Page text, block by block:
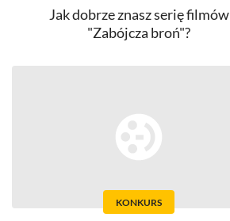
Jak dobrze znasz serię filmów
"Zabójcza broń"?
KONKURS